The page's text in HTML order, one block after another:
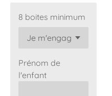
8 boites minimum
Prénom de
l'enfant